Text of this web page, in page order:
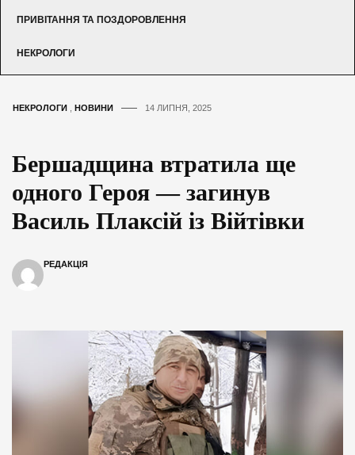
ПРИВІТАННЯ ТА ПОЗДОРОВЛЕННЯ
НЕКРОЛОГИ
НЕКРОЛОГИ НОВИНИ 14 ЛИПНЯ, 2025
Бершадщина втратила ще
одного Героя — загинув
Василь Плаксій із Війтівки
РЕДАКЦІЯ